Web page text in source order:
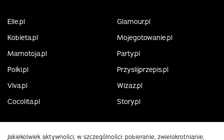
Elle.pl
Glamour.pl
Kobieta.pl
Mojegotowanie.pl
Mamotoja.pl
Party.pl
Polki.pl
Przyslijprzepis.pl
Viva.pl
Wizaz.pl
Cocolita.pl
Story.pl
Jakiekolwiek aktywności, w szczególności: pobieranie, zwielokrotnianie,